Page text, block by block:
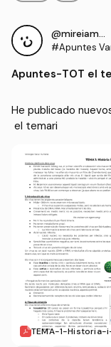
#Apuntes
Apuntes-TOT el
He publicado
el temari
TEMA-1-